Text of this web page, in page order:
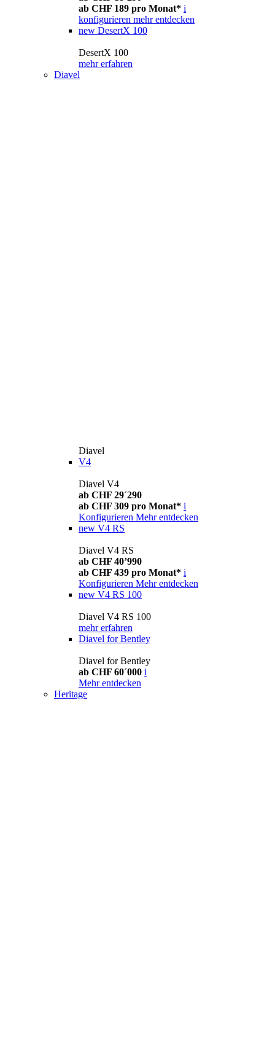
ab CHF 189 pro Monat* i
konfigurieren mehr entdecken
new DesertX 100
DesertX 100
mehr erfahren
Diavel
Diavel
V4
Diavel V4
ab CHF 29´290
ab CHF 309 pro Monat* i
Konfigurieren Mehr entdecken
new V4 RS
Diavel V4 RS
ab CHF 40’990
ab CHF 439 pro Monat* i
Konfigurieren Mehr entdecken
new V4 RS 100
Diavel V4 RS 100
mehr erfahren
Diavel for Bentley
Diavel for Bentley
ab CHF 60´000 i
Mehr entdecken
Heritage